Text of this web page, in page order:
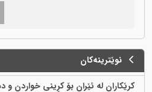
نوێترینەکان
کرێکاران لە ئێران بۆ کڕینی خواردن و